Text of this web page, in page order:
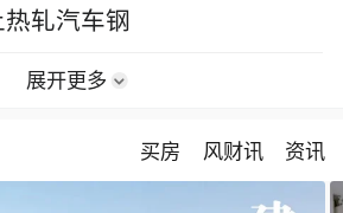
轧汽车钢
展开更多
买房 风财讯 资讯